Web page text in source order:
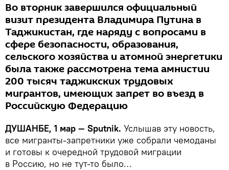
Во вторник завершился официальный
визит президента Владимира Путина в
Таджикистан, где наряду с вопросами в
сфере безопасности, образования,
сельского хозяйства и атомной энергетики
была также рассмотрена тема амнистии
200 тысяч таджикских трудовых
мигрантов, имеющих запрет во въезд в
Российскую Федерацию
ДУШАНБЕ, 1 мар — Sputnik. Услышав эту новость,
все мигранты-запретники уже собрали чемоданы
и готовы к очередной трудовой миграции
в Россию, но не тут-то было…